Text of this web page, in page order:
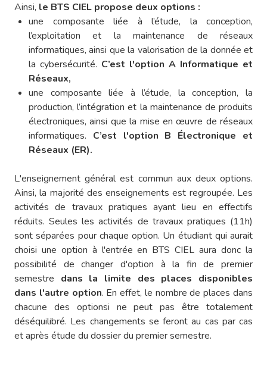
Ainsi, le BTS CIEL propose deux options :
une composante liée à l’étude, la conception,
l’exploitation et la maintenance de réseaux
informatiques, ainsi que la valorisation de la donnée et
la cybersécurité. C’est l'option A Informatique et
Réseaux,
une composante liée à l’étude, la conception, la
production, l’intégration et la maintenance de produits
électroniques, ainsi que la mise en œuvre de réseaux
informatiques. C’est l'option B Électronique et
Réseaux (ER).
L'enseignement général est commun aux deux options.
Ainsi, la majorité des enseignements est regroupée. Les
activités de travaux pratiques ayant lieu en effectifs
réduits. Seules les activités de travaux pratiques (11h)
sont séparées pour chaque option. Un étudiant qui aurait
choisi une option à l'entrée en BTS CIEL aura donc la
possibilité de changer d'option à la fin de premier
semestre dans la limite des places disponibles
dans l'autre option. En effet, le nombre de places dans
chacune des optionsi ne peut pas être totalement
déséquilibré. Les changements se feront au cas par cas
et après étude du dossier du premier semestre.